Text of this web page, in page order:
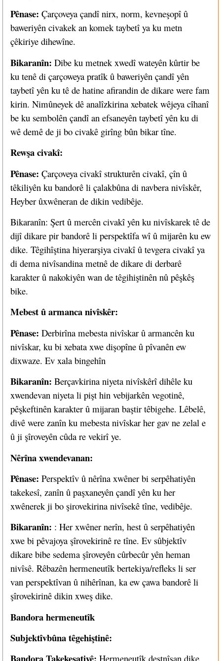
Pênase: Çarçoveya çandî nirx, norm, kevneşopî û
baweriyên civakek an komek taybetî ya ku metn
çêkiriye dihewîne.
Bikaranîn: Dibe ku metnek xwedî wateyên kûrtir be
ku tenê di çarçoweya pratîk û baweriyên çandî yên
taybetî yên ku tê de hatine afirandin de dikare were fam
kirin. Nimûneyek dê analîzkirina xebatek wêjeya cîhanî
be ku sembolên çandî an efsaneyên taybetî yên ku di
wê demê de ji bo civakê girîng bûn bikar tîne.
Rewşa civakî:
Pênase: Çarçoveya civakî strukturên civakî, çîn û
têkiliyên ku bandorê li çalakbûna di navbera nivîskêr,
Heyber ûxwêneran de dikin vedibêje.
Bikaranîn: Şert û mercên civakî yên ku nivîskarek tê de
dijî dikare pir bandorê li perspektîfa wî û mijarên ku ew
dike. Têgihîştina hiyerarşiya civakî û tevgera civakî ya
di dema nivîsandina metnê de dikare di derbarê
karakter û nakokiyên wan de têgihiştinên nû pêşkêş
bike.
Mebest û armanca nivîskêr:
Pênase: Derbirîna mebesta nivîskar û armancên ku
nivîskar, ku bi xebata xwe dişopîne û pîvanên ew
dixwaze. Ev xala bingehîn
Bikaranîn: Berçavkirina niyeta nivîskêrî dihêle ku
xwendevan niyeta li pişt hin vebijarkên vegotinê,
pêşkeftinên karakter û mijaran baştir têbigehe. Lêbelê,
divê were zanîn ku mebesta nivîskar her gav ne zelal e
û ji şîroveyên cûda re vekirî ye.
Nêrîna xwendevanan:
Pênase: Perspektîv û nêrîna xwêner bi serpêhatiyên
takekesî, zanîn û paşxaneyên çandî yên ku her
xwênerek ji bo şirovekirina nivîsekê tîne, vedibêje.
Bikaranîn: : Her xwêner nerîn, hest û serpêhatiyên
xwe bi pêvajoya şîrovekirinê re tîne. Ev sûbjektîv
dikare bibe sedema şîroveyên cûrbecûr yên heman
nivîsê. Rêbazên hermeneutîk bertekiya/refleks li ser
van perspektîvan û nihêrînan, ka ew çawa bandorê li
şîrovekirinê dikin xweş dike.
Bandora hermeneutîk
Subjektîvbûna têgehiştinê:
Hermeneutîk destnîşan dike,